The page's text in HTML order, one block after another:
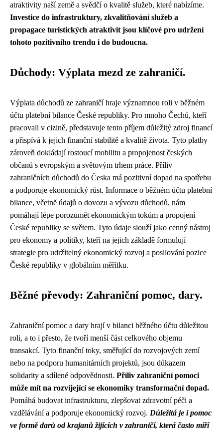
atraktivity naší země a svědčí o kvalitě služeb, které nabízíme.
Investice do infrastruktury, zkvalitňování služeb a
propagace turistických atraktivit jsou klíčové pro udržení
tohoto pozitivního trendu i do budoucna.
Důchody: Výplata mezd ze zahraničí.
Výplata důchodů ze zahraničí hraje významnou roli v běžném
účtu platební bilance České republiky. Pro mnoho Čechů, kteří
pracovali v cizině, představuje tento příjem důležitý zdroj financí
a přispívá k jejich finanční stabilitě a kvalitě života. Tyto platby
zároveň dokládají rostoucí mobilitu a propojenost českých
občanů s evropským a světovým trhem práce. Příliv
zahraničních důchodů do Česka má pozitivní dopad na spotřebu
a podporuje ekonomický růst. Informace o běžném účtu platební
bilance, včetně údajů o dovozu a vývozu důchodů, nám
pomáhají lépe porozumět ekonomickým tokům a propojení
České republiky se světem. Tyto údaje slouží jako cenný nástroj
pro ekonomy a politiky, kteří na jejich základě formulují
strategie pro udržitelný ekonomický rozvoj a posilování pozice
České republiky v globálním měřítku.
Běžné převody: Zahraniční pomoc, dary.
Zahraniční pomoc a dary hrají v bilanci běžného účtu důležitou
roli, a to i přesto, že tvoří menší část celkového objemu
transakcí. Tyto finanční toky, směřující do rozvojových zemí
nebo na podporu humanitárních projektů, jsou důkazem
solidarity a sdílené odpovědnosti. Příliv zahraniční pomoci
může mít na rozvíjející se ekonomiky transformační dopad.
Pomáhá budovat infrastrukturu, zlepšovat zdravotní péči a
vzdělávání a podporuje ekonomický rozvoj. Důležitá je i pomoc
ve formě darů od krajanů žijících v zahraničí, která často míří